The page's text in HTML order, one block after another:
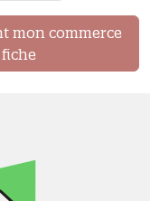
mon commerce